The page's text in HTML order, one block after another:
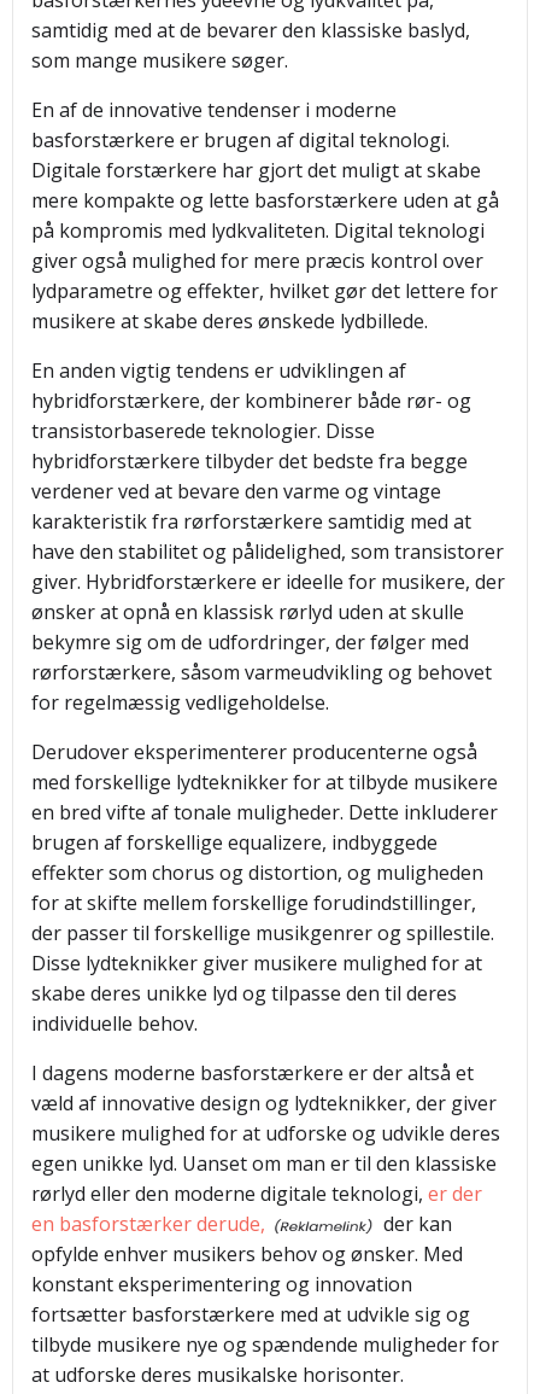
samtidig med at de bevarer den klassiske baslyd,
som mange musikere søger.
En af de innovative tendenser i moderne
basforstærkere er brugen af digital teknologi.
Digitale forstærkere har gjort det muligt at skabe
mere kompakte og lette basforstærkere uden at gå
på kompromis med lydkvaliteten. Digital teknologi
giver også mulighed for mere præcis kontrol over
lydparametre og effekter, hvilket gør det lettere for
musikere at skabe deres ønskede lydbillede.
En anden vigtig tendens er udviklingen af
hybridforstærkere, der kombinerer både rør- og
transistorbaserede teknologier. Disse
hybridforstærkere tilbyder det bedste fra begge
verdener ved at bevare den varme og vintage
karakteristik fra rørforstærkere samtidig med at
have den stabilitet og pålidelighed, som transistorer
giver. Hybridforstærkere er ideelle for musikere, der
ønsker at opnå en klassisk rørlyd uden at skulle
bekymre sig om de udfordringer, der følger med
rørforstærkere, såsom varmeudvikling og behovet
for regelmæssig vedligeholdelse.
Derudover eksperimenterer producenterne også
med forskellige lydteknikker for at tilbyde musikere
en bred vifte af tonale muligheder. Dette inkluderer
brugen af forskellige equalizere, indbyggede
effekter som chorus og distortion, og muligheden
for at skifte mellem forskellige forudindstillinger,
der passer til forskellige musikgenrer og spillestile.
Disse lydteknikker giver musikere mulighed for at
skabe deres unikke lyd og tilpasse den til deres
individuelle behov.
I dagens moderne basforstærkere er der altså et
væld af innovative design og lydteknikker, der giver
musikere mulighed for at udforske og udvikle deres
egen unikke lyd. Uanset om man er til den klassiske
rørlyd eller den moderne digitale teknologi, er der
en basforstærker derude,
der kan
opfylde enhver musikers behov og ønsker. Med
konstant eksperimentering og innovation
fortsætter basforstærkere med at udvikle sig og
tilbyde musikere nye og spændende muligheder for
at udforske deres musikalske horisonter.